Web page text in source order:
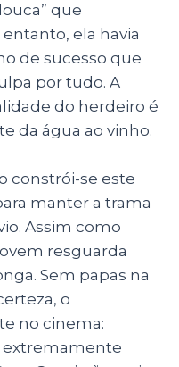
que
ela havia
de sucesso que
por tudo. A
do herdeiro é
da água ao vinho.
constrói-se este
manter a trama
Assim como
resguarda
Sem papas na
o
no cinema:
extremamente